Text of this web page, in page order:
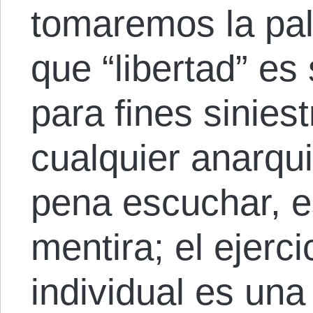
tomaremos la
que “libertad”
para fines
cualquier
pena escuchar,
mentira; el
individual es